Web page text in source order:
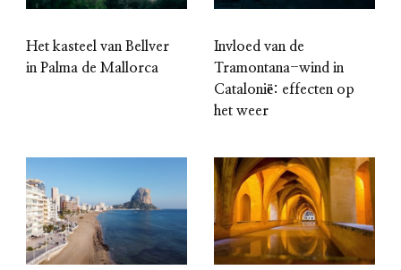
Het kasteel van Bellver
in Palma de Mallorca
Invloed van de
Tramontana-wind in
Catalonië: effecten op
het weer